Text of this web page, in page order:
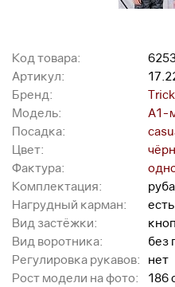
Код товара:
Артикул:
Бренд:
Модель:
A1-
Посадка:
Цвет:
Фактура:
Комплектация:
Нагрудный карман:
есть
Вид застёжки:
Вид воротника:
без
Регулировка рукавов:
нет
Рост модели на фото:
186